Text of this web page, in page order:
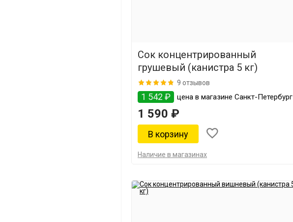
Сок концентрированный
грушевый (канистра 5 кг)
9 отзывов
1 542 ₽ цена в магазине Санкт-Петербург
1 590 ₽
Наличие в магазинах